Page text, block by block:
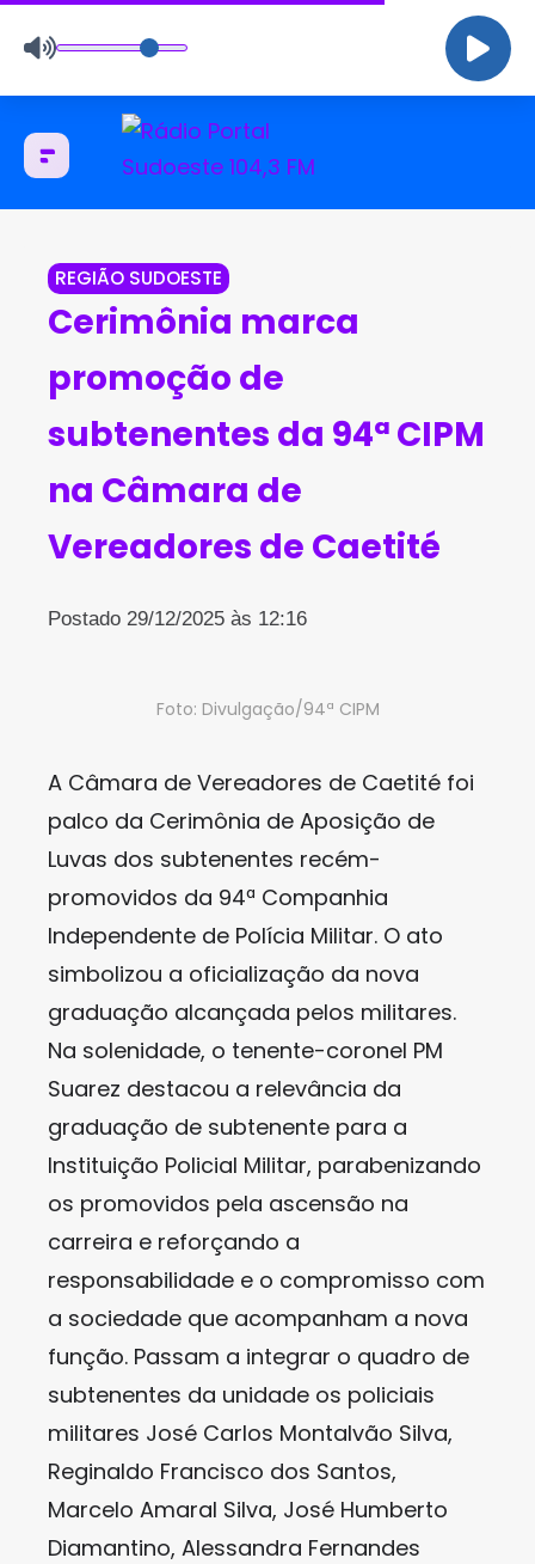
REGIÃO SUDOESTE
Cerimônia marca
promoção de
subtenentes da 94ª CIPM
na Câmara de
Vereadores de Caetité
Postado 29/12/2025 às 12:16
Foto: Divulgação/94ª CIPM
A Câmara de Vereadores de Caetité foi
palco da Cerimônia de Aposição de
Luvas dos subtenentes recém-
promovidos da 94ª Companhia
Independente de Polícia Militar. O ato
simbolizou a oficialização da nova
graduação alcançada pelos militares.
Na solenidade, o tenente-coronel PM
Suarez destacou a relevância da
graduação de subtenente para a
Instituição Policial Militar, parabenizando
os promovidos pela ascensão na
carreira e reforçando a
responsabilidade e o compromisso com
a sociedade que acompanham a nova
função. Passam a integrar o quadro de
subtenentes da unidade os policiais
militares José Carlos Montalvão Silva,
Reginaldo Francisco dos Santos,
Marcelo Amaral Silva, José Humberto
Diamantino, Alessandra Fernandes